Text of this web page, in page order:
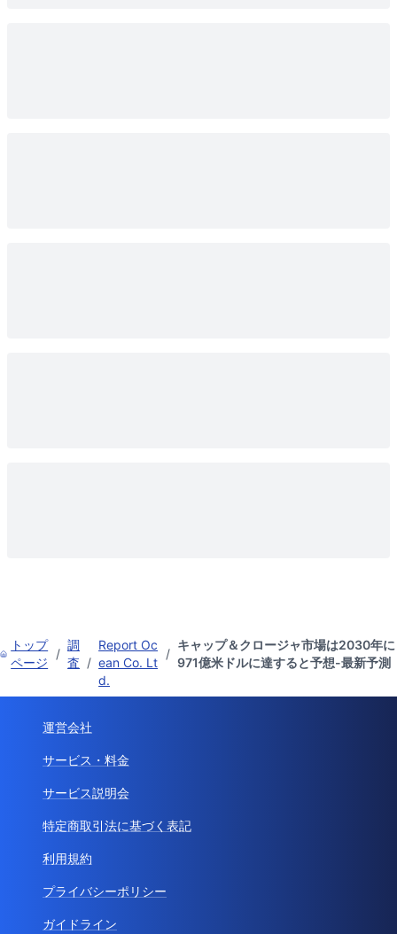
トップ
ページ
/
調
査 /
Report Oc
ean Co. Lt
d.
/
キャップ＆クロージャ市場は2030年に
971億米ドルに達すると予想-最新予測
運営会社
サービス・料金
サービス説明会
特定商取引法に基づく表記
利用規約
プライバシーポリシー
ガイドライン